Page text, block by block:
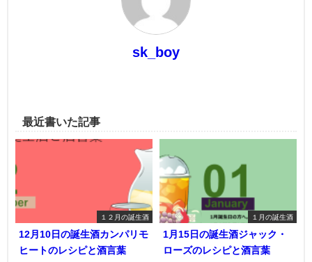
sk_boy
最近書いた記事
１２月の誕生酒
12月10日の誕生酒カンパリモ
ヒートのレシピと酒言葉
１月の誕生酒
1月15日の誕生酒ジャック・
ローズのレシピと酒言葉